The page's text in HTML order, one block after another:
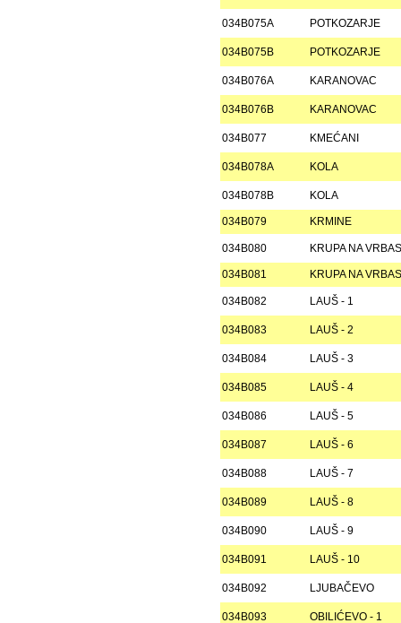
034B075A POTKOZARJE
034B075B POTKOZARJE
034B076A KARANOVAC
034B076B KARANOVAC
034B077 KMEĆANI
034B078A KOLA
034B078B KOLA
034B079 KRMINE
034B080 KRUPA NA
034B081 KRUPA NA
034B082 LAUŠ - 1
034B083 LAUŠ - 2
034B084 LAUŠ - 3
034B085 LAUŠ - 4
034B086 LAUŠ - 5
034B087 LAUŠ - 6
034B088 LAUŠ - 7
034B089 LAUŠ - 8
034B090 LAUŠ - 9
034B091 LAUŠ - 10
034B092 LJUBAČEVO
034B093 OBILIĆEVO - 1